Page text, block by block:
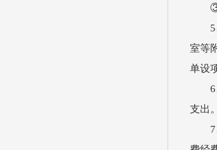
③公
5、
室等
单设
6、
支出
7、